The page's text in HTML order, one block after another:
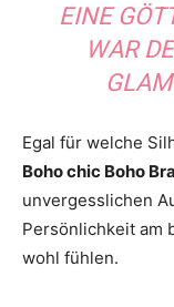
EINE
WAR
Egal für welche
Boho chic Boho
unvergesslichen
Persönlichkeit am
wohl fühlen.